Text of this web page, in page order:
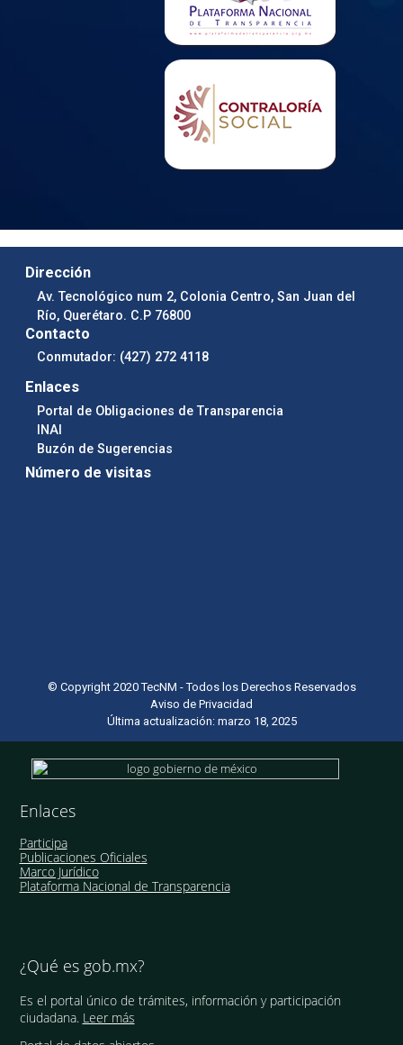
Dirección
Av. Tecnológico num 2, Colonia Centro, San Juan del
Río, Querétaro. C.P 76800
Contacto
Conmutador: (427) 272 4118
Enlaces
Portal de Obligaciones de Transparencia
INAI
Buzón de Sugerencias
Número de visitas
© Copyright 2020 TecNM - Todos los Derechos Reservados
Aviso de Privacidad
Última actualización: marzo 18, 2025
Enlaces
Participa
Publicaciones Oficiales
Marco Jurídico
Plataforma Nacional de Transparencia
¿Qué es gob.mx?
Es el portal único de trámites, información y participación
ciudadana. Leer más